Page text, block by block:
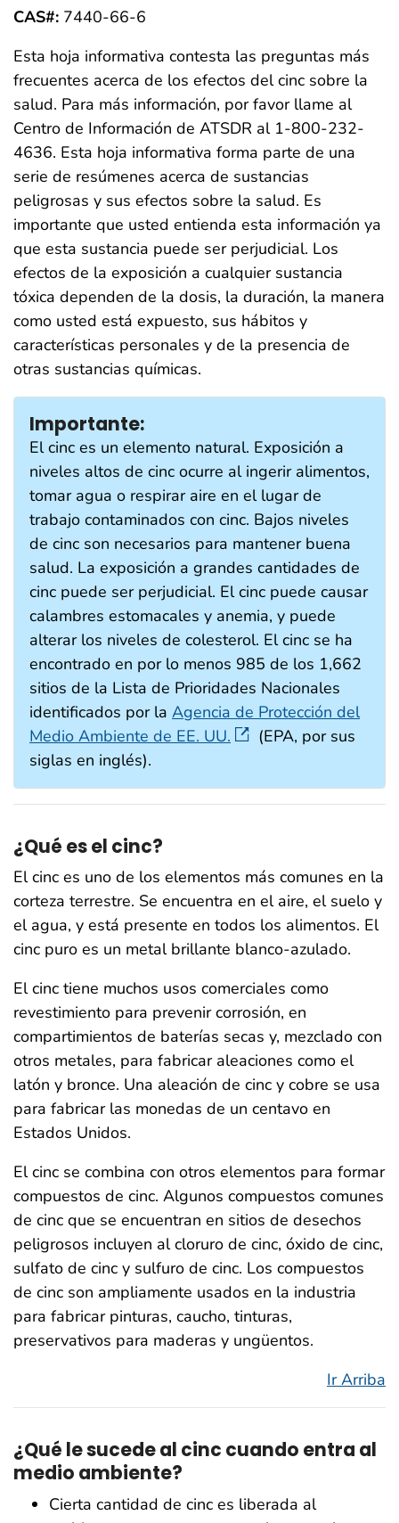
CAS#: 7440-66-6
Esta hoja informativa contesta las preguntas más
frecuentes acerca de los efectos del cinc sobre la
salud. Para más información, por favor llame al
Centro de Información de ATSDR al 1-800-232-
4636. Esta hoja informativa forma parte de una
serie de resúmenes acerca de sustancias
peligrosas y sus efectos sobre la salud. Es
importante que usted entienda esta información ya
que esta sustancia puede ser perjudicial. Los
efectos de la exposición a cualquier sustancia
tóxica dependen de la dosis, la duración, la manera
como usted está expuesto, sus hábitos y
características personales y de la presencia de
otras sustancias químicas.
Importante:
El cinc es un elemento natural. Exposición a
niveles altos de cinc ocurre al ingerir alimentos,
tomar agua o respirar aire en el lugar de
trabajo contaminados con cinc. Bajos niveles
de cinc son necesarios para mantener buena
salud. La exposición a grandes cantidades de
cinc puede ser perjudicial. El cinc puede causar
calambres estomacales y anemia, y puede
alterar los niveles de colesterol. El cinc se ha
encontrado en por lo menos 985 de los 1,662
sitios de la Lista de Prioridades Nacionales
identificados por la Agencia de Protección del
Medio Ambiente de EE. UU.
(EPA, por sus
siglas en inglés).
¿Qué es el cinc?
El cinc es uno de los elementos más comunes en la
corteza terrestre. Se encuentra en el aire, el suelo y
el agua, y está presente en todos los alimentos. El
cinc puro es un metal brillante blanco-azulado.
El cinc tiene muchos usos comerciales como
revestimiento para prevenir corrosión, en
compartimientos de baterías secas y, mezclado con
otros metales, para fabricar aleaciones como el
latón y bronce. Una aleación de cinc y cobre se usa
para fabricar las monedas de un centavo en
Estados Unidos.
El cinc se combina con otros elementos para formar
compuestos de cinc. Algunos compuestos comunes
de cinc que se encuentran en sitios de desechos
peligrosos incluyen al cloruro de cinc, óxido de cinc,
sulfato de cinc y sulfuro de cinc. Los compuestos
de cinc son ampliamente usados en la industria
para fabricar pinturas, caucho, tinturas,
preservativos para maderas y ungüentos.
Ir Arriba
¿Qué le sucede al cinc cuando entra al
medio ambiente?
Cierta cantidad de cinc es liberada al